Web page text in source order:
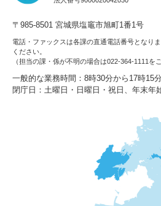
〒985-8501 宮城県塩竈市旭町1番1号
電話・ファックスは各課の直通電話番号となりま
ください。
（担当の課・係が不明の場合は022-364-1111を
一般的な業務時間：8時30分から17時15
閉庁日：土曜日・日曜日・祝日、年末年